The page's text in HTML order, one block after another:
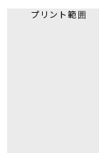
プリント範囲